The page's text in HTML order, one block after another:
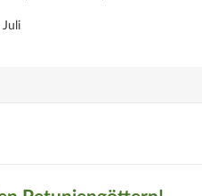
Juli